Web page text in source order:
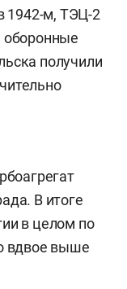
1942-м, ТЭЦ-2
оборонные
получили
В итоге
в целом по
вдвое выше